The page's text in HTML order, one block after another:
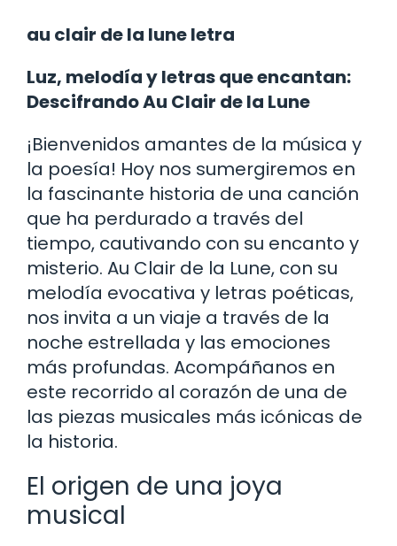
au clair de la lune letra
Luz, melodía y letras que encantan:
Descifrando Au Clair de la Lune
¡Bienvenidos amantes de la música y
la poesía! Hoy nos sumergiremos en
la fascinante historia de una canción
que ha perdurado a través del
tiempo, cautivando con su encanto y
misterio. Au Clair de la Lune, con su
melodía evocativa y letras poéticas,
nos invita a un viaje a través de la
noche estrellada y las emociones
más profundas. Acompáñanos en
este recorrido al corazón de una de
las piezas musicales más icónicas de
la historia.
El origen de una joya
musical